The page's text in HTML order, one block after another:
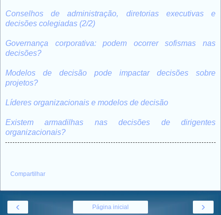
Conselhos de administração, diretorias executivas e
decisões colegiadas (2/2)
Governança corporativa: podem ocorrer sofismas nas
decisões?
Modelos de decisão pode impactar decisões sobre
projetos?
Líderes organizacionais e modelos de decisão
Existem armadilhas nas decisões de dirigentes
organizacionais?
Compartilhar
‹ ›
Página inicial